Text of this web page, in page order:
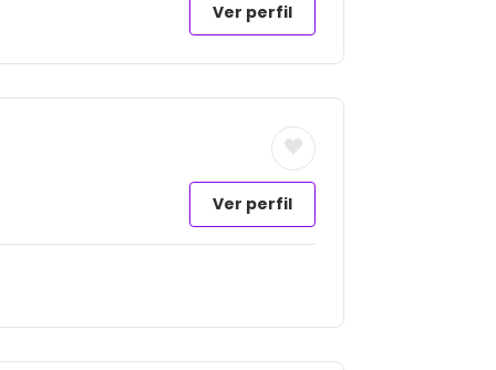
Ver perfil
Ver perfil